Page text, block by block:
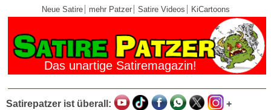
Neue Satire mehr Patzer Satire Videos KiCartoons
Das unartige Satiremagazin!
Satirepatzer ist überall: +